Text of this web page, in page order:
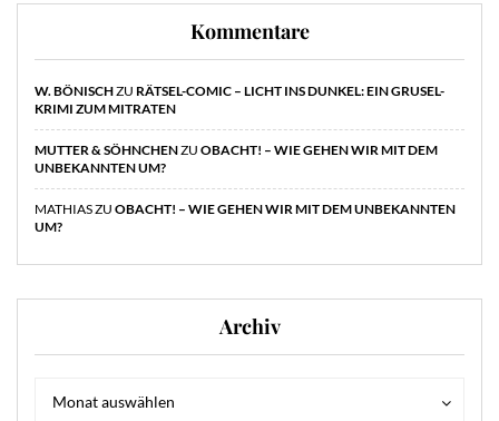
Kommentare
W. BÖNISCHZU RÄTSEL-COMIC – LICHT INS DUNKEL: EIN GRUSEL-
KRIMI ZUM MITRATEN
MUTTER & SÖHNCHENZU OBACHT! – WIE GEHEN WIR MIT DEM
UNBEKANNTEN UM?
MATHIASZU OBACHT! – WIE GEHEN WIR MIT DEM UNBEKANNTEN
UM?
Archiv
Monat auswählen